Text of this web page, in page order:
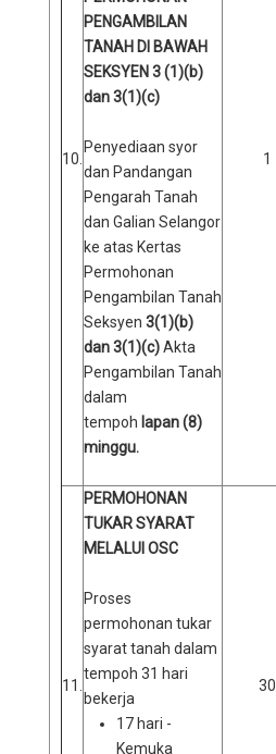
10.
PENGAMBILAN
TANAH DI BAWAH
SEKSYEN 3 (1)(b)
dan 3(1)(c)
Penyediaan syor
dan Pandangan
Pengarah Tanah
dan Galian Selangor
ke atas Kertas
Permohonan
Pengambilan Tanah
Seksyen 3(1)(b)
dan 3(1)(c)Akta
Pengambilan Tanah
dalam
tempoh lapan (8)
minggu.
1
11.
PERMOHONAN
TUKAR SYARAT
MELALUI OSC
Proses
permohonan tukar
syarat tanah dalam
tempoh 31 hari
bekerja
17 hari -
Kemuka
30